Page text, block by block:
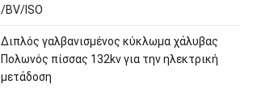
/BV/ISO
Διπλός γαλβανισμένος κύκλωμα χάλυβας
Πολωνός πίσσας 132kv για την ηλεκτρική
μετάδοση